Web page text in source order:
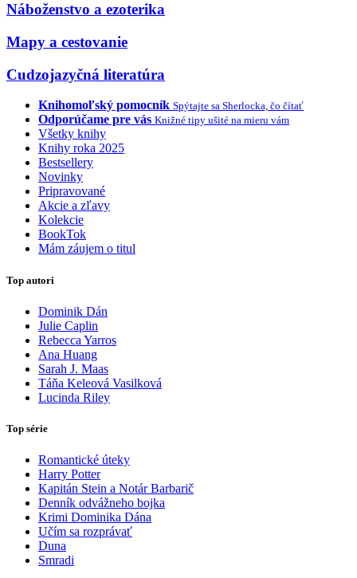
Náboženstvo a ezoterika
Mapy a cestovanie
Cudzojazyčná literatúra
Knihomoľský pomocník Spýtajte sa Sherlocka, čo čítať
Odporúčame pre vás Knižné tipy ušité na mieru vám
Všetky knihy
Knihy roka 2025
Bestsellery
Novinky
Pripravované
Akcie a zľavy
Kolekcie
BookTok
Mám záujem o titul
Top autori
Dominik Dán
Julie Caplin
Rebecca Yarros
Ana Huang
Sarah J. Maas
Táňa Keleová Vasilková
Lucinda Riley
Top série
Romantické úteky
Harry Potter
Kapitán Stein a Notár Barbarič
Denník odvážneho bojka
Krimi Dominika Dána
Učím sa rozprávať
Duna
Smradi